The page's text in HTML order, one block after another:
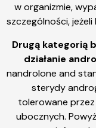
w organizmie,
szczególności,
Drugą kategorią
działanie
nandrolone and
sterydy
tolerowane
ubocznych.